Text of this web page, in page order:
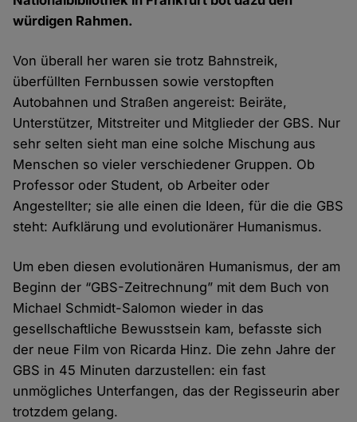
würdigen Rahmen.
Von überall her waren sie trotz Bahnstreik,
überfüllten Fernbussen sowie verstopften
Autobahnen und Straßen angereist: Beiräte,
Unterstützer, Mitstreiter und Mitglieder der GBS. Nur
sehr selten sieht man eine solche Mischung aus
Menschen so vieler verschiedener Gruppen. Ob
Professor oder Student, ob Arbeiter oder
Angestellter; sie alle einen die Ideen, für die die GBS
steht: Aufklärung und evolutionärer Humanismus.
Um eben diesen evolutionären Humanismus, der am
Beginn der “GBS-Zeitrechnung” mit dem Buch von
Michael Schmidt-Salomon wieder in das
gesellschaftliche Bewusstsein kam, befasste sich
der neue Film von Ricarda Hinz. Die zehn Jahre der
GBS in 45 Minuten darzustellen: ein fast
unmögliches Unterfangen, das der Regisseurin aber
trotzdem gelang.